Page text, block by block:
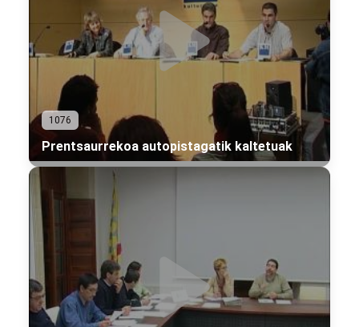
1076
Prentsaurrekoa autopistagatik kaltetuak